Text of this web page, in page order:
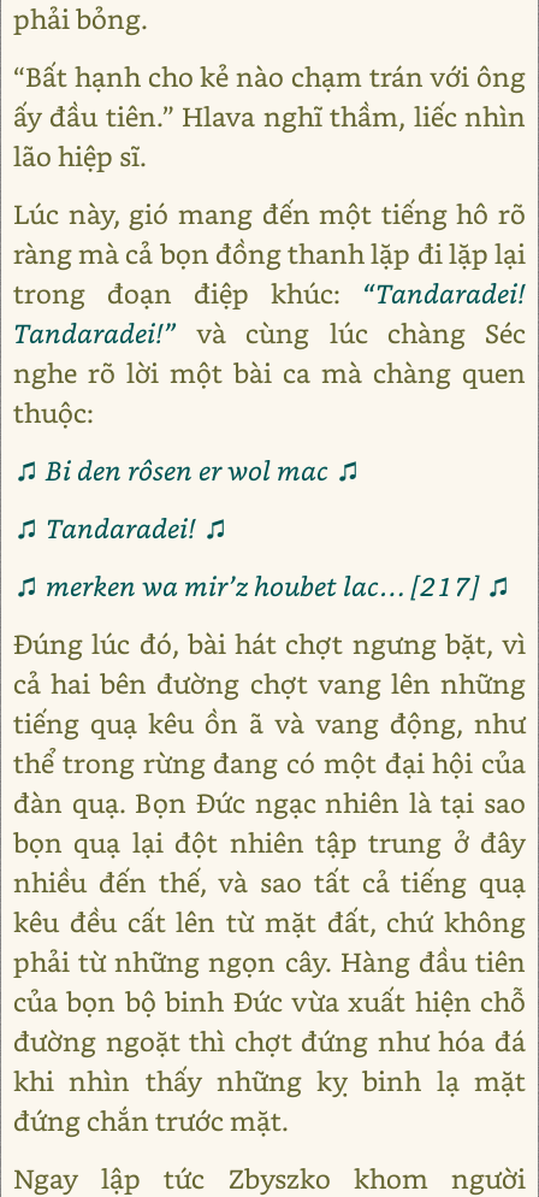
phải bỏng.
“Bất hạnh cho kẻ nào chạm trán với ông
ấy đầu tiên.” Hlava nghĩ thầm, liếc nhìn
lão hiệp sĩ.
Lúc này, gió mang đến một tiếng hô rõ
ràng mà cả bọn đồng thanh lặp đi lặp lại
trong đoạn điệp khúc: “Tandaradei!
Tandaradei!”và cùng lúc chàng Séc
nghe rõ lời một bài ca mà chàng quen
thuộc:
♫ Bi den rôsen er wol mac ♫
♫ Tandaradei! ♫
♫ merken wa mir’z houbet lac… [217] ♫
Đúng lúc đó, bài hát chợt ngưng bặt, vì
cả hai bên đường chợt vang lên những
tiếng quạ kêu ồn ã và vang động, như
thể trong rừng đang có một đại hội của
đàn quạ. Bọn Đức ngạc nhiên là tại sao
bọn quạ lại đột nhiên tập trung ở đây
nhiều đến thế, và sao tất cả tiếng quạ
kêu đều cất lên từ mặt đất, chứ không
phải từ những ngọn cây. Hàng đầu tiên
của bọn bộ binh Đức vừa xuất hiện chỗ
đường ngoặt thì chợt đứng như hóa đá
khi nhìn thấy những kỵ binh lạ mặt
đứng chắn trước mặt.
Ngay lập tức Zbyszko khom người